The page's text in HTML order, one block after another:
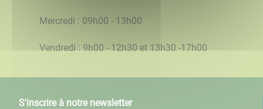
Mercredi : 09h00 - 13h00
Vendredi : 9h00 - 12h30 et 13h30 -17h00
S'inscrire à notre newsletter